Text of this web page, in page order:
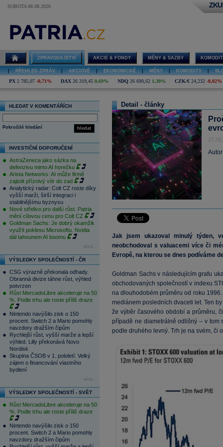
SOBOTA 08.08.2026
ZPRAVODAJSTVÍ AKCIE & FONDY MĚNY & SAZBY
PŘEHLED ZPRÁV AKCIOVÉ EKONOMICKÉ MĚNY KOMODITY
PX 2 785,07 -0,71% DAX 26 319,45 0,69% NDQ 26 690,62 1,30% CZK/€ 24,232 -0,02%
HLEDAT V KOMENTÁŘÍCH
hledat
Pokročilé hledání
INVESTIČNÍ DOPORUČENÍ
AstraZeneca jako sázka na
defenzivu mimo AI horečku
Arista Networks: AI může firmě
zajistit příznivý vítr do zad
Analytický radar: Colt CZ roste díky
vyšší marži, širší integraci i
stabilnějšímu byznysu
Nové střelivo pro další růst. Patria
mění cílovou cenu pro Colt CZ
Goldman Sachs: Je dobrý okamžik
využít poklesu Microsoftu. Nvidia
dál tahounem AI boomu
více...
VÝSLEDKY SPOLEČNOSTÍ - ČR
CSG výrazně překonala odhady.
Obranná divize táhne růst, výhled
potvrzen
Růst MercadoLibre akceleruje na 50
%. Podle trhu ale roste příliš draze
Nintendo navýšilo zisk o 150
procent. Switch 2 a Mario pomohly
navzdory dražším čipům
Rychlejší růst, vyšší marže a lepší
výhled. Lilly překonává Novo
Nordisk
Skupina ČSOB v 1. pololetí: Velký
zájem o financování vlastního
bydlení
více...
VÝSLEDKY SPOLEČNOSTÍ - SVĚT
Růst MercadoLibre akceleruje na 50
%. Podle trhu ale roste příliš draze
Nintendo navýšilo zisk o 150
procent. Switch 2 a Mario pomohly
navzdory dražším čipům
Detail - články
Jak jsem ukazoval minulý týden,
neobchodoval s valuacemi více či
Evropě, na kterou se dnes podíváme
Goldman Sachs v následujícím grafu
obchodovaných společností v indexu
na dlouhodobém průměru od roku
mediánem posledních dvaceti let. Ten
že výběr časového období a průměru,
případě ne diametrálně odlišný – v tom
podle druhého levný. Trh je na svém, či